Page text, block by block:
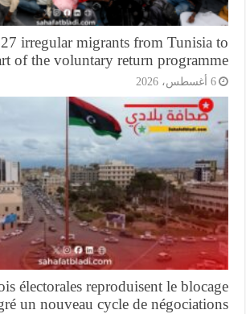
of 127 irregular migrants from Tunisia
part of the voluntary return
lois électorales reproduisent le
un nouveau cycle de